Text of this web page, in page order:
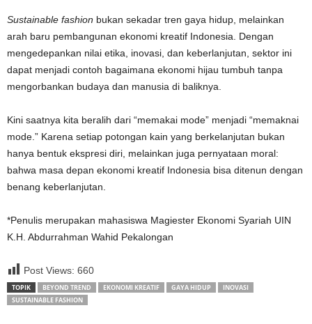
Sustainable fashion bukan sekadar tren gaya hidup, melainkan
arah baru pembangunan ekonomi kreatif Indonesia. Dengan
mengedepankan nilai etika, inovasi, dan keberlanjutan, sektor ini
dapat menjadi contoh bagaimana ekonomi hijau tumbuh tanpa
mengorbankan budaya dan manusia di baliknya.
Kini saatnya kita beralih dari “memakai mode” menjadi “memaknai
mode.” Karena setiap potongan kain yang berkelanjutan bukan
hanya bentuk ekspresi diri, melainkan juga pernyataan moral:
bahwa masa depan ekonomi kreatif Indonesia bisa ditenun dengan
benang keberlanjutan.
*Penulis merupakan mahasiswa Magiester Ekonomi Syariah UIN
K.H. Abdurrahman Wahid Pekalongan
Post Views: 660
TOPIK BEYOND TREND EKONOMI KREATIF GAYA HIDUP
INOVASI
SUSTAINABLE FASHION